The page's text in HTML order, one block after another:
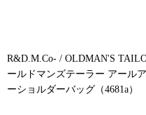
R&D.M.Co- / OLDMAN'S
ールドマンズテーラー アール
ーショルダーバッグ（4681a）